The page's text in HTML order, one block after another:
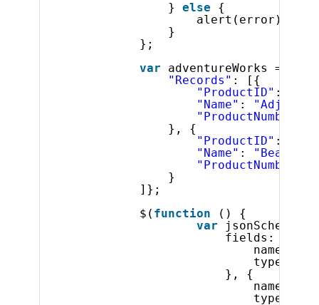
} else
{
alert(error);
}
};
var
adventureWorks = {
"Records" : [{
"ProductID" : 1,
"Name" :
"ProductNumber"
}, {
"ProductID" : 2,
"Name" :
"ProductNumber"
}
]};
$( function
() {
var
jsonSchema =
fields: [{
name:
type:
}, {
name:
type: